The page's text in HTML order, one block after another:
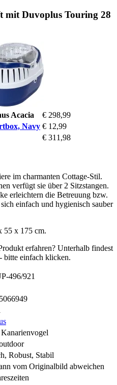
mit Duvoplus Touring 28
Acacia
€ 298,99
Navy € 12,99
€ 311,98
im charmanten Cottage-Stil.
verfügt sie über 2 Sitzstangen.
erleichtern die Betreuung bzw.
einfach und hygienisch sauber
55 x 175 cm.
erfahren? Unterhalb findest
bitte einfach klicken.
496/921
Robust, Stabil
vom Originalbild abweichen